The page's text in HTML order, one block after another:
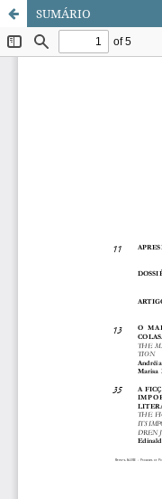
SUMÁRIO